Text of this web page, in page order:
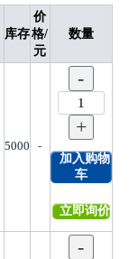
库存
价
格/
元
数量
5000 -
-
+
加入购物
车
立即询价
-